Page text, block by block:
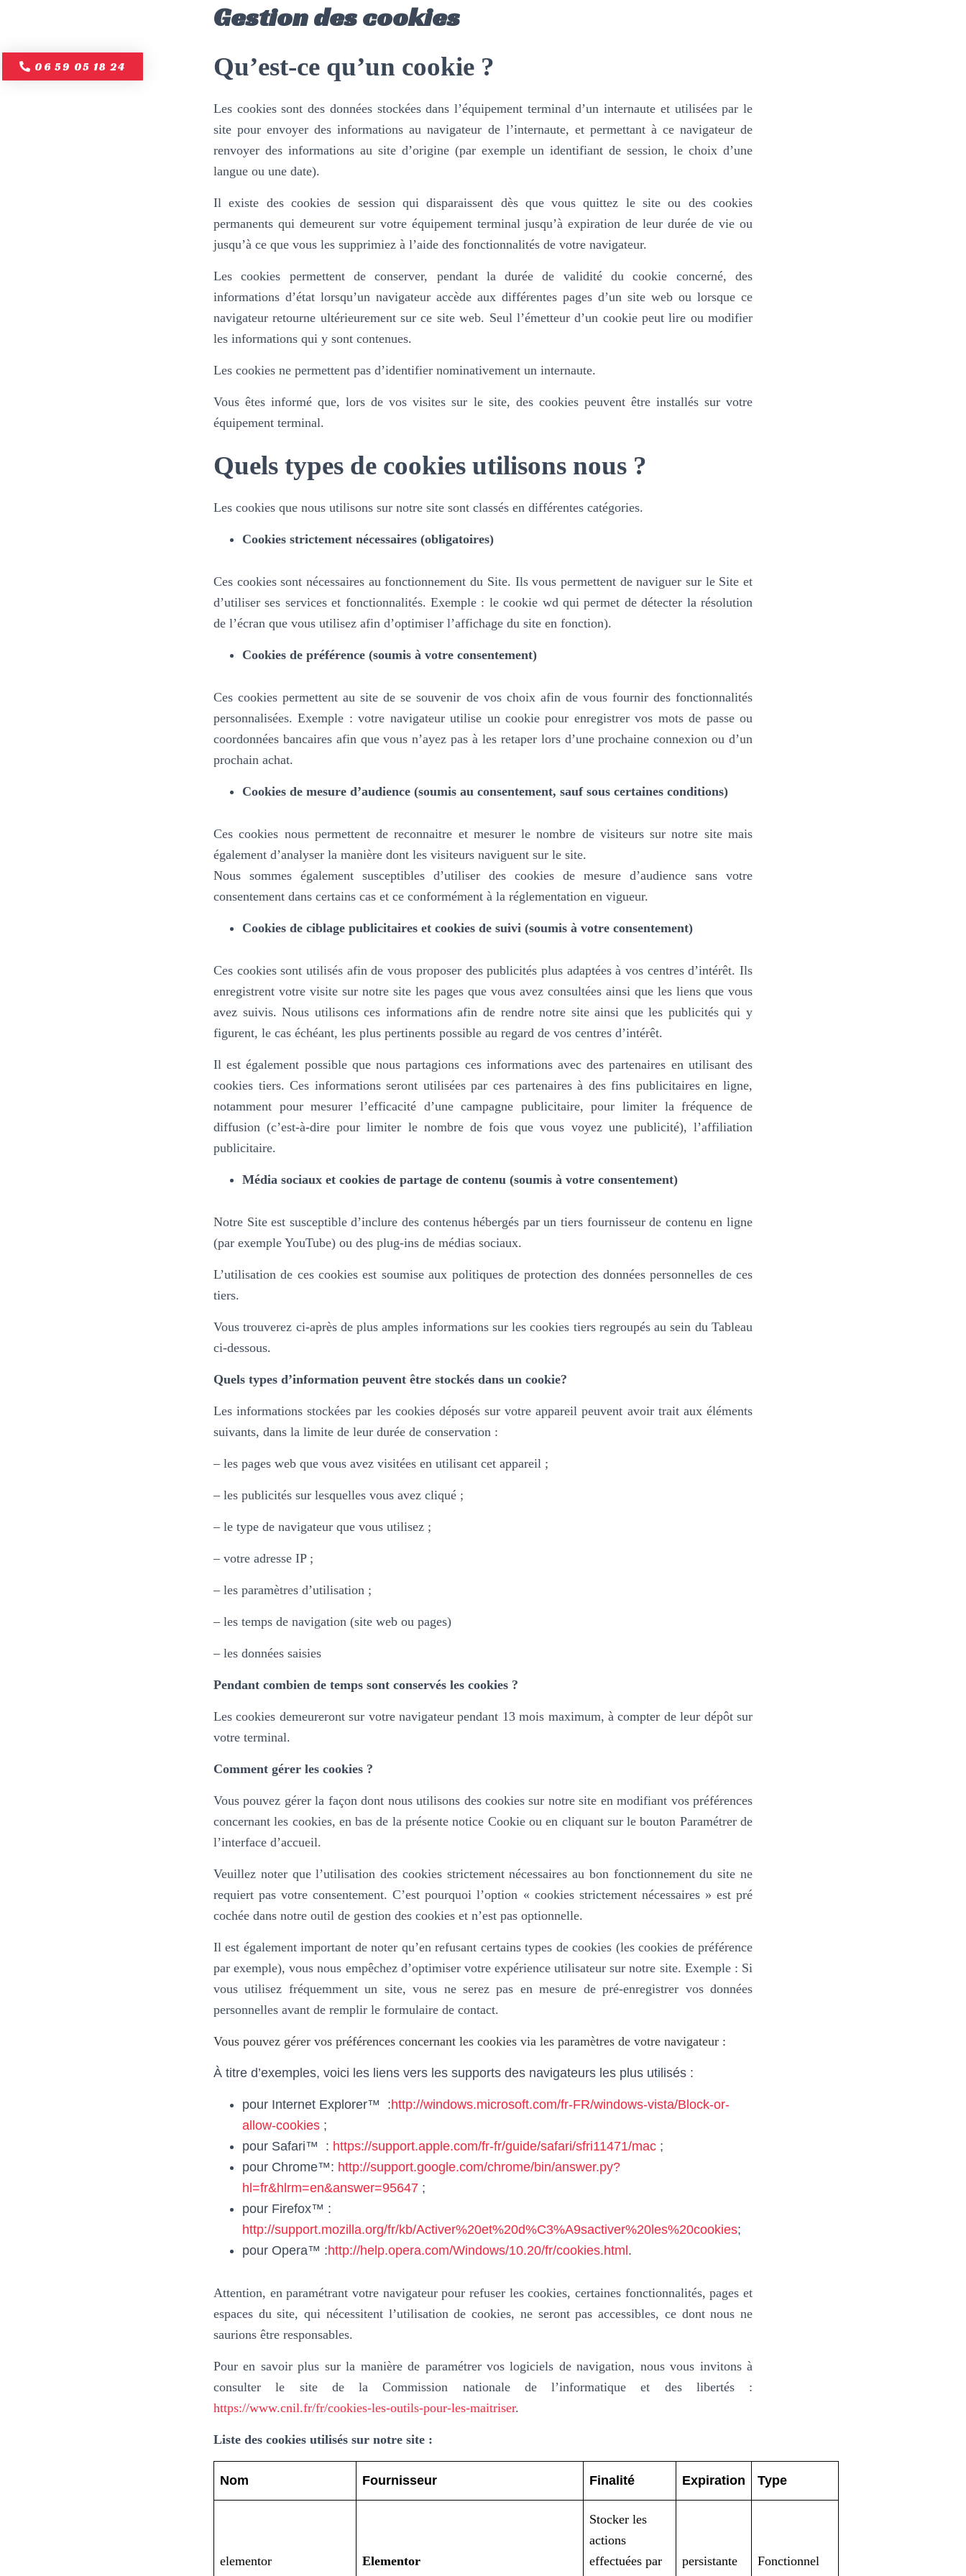
06 59 05 18 24
Gestion des cookies
Qu’est-ce qu’un cookie ?
Les cookies sont des données stockées dans l’équipement terminal d’un internaute et utilisées par le
site pour envoyer des informations au navigateur de l’internaute, et permettant à ce navigateur de
renvoyer des informations au site d’origine (par exemple un identifiant de session, le choix d’une
langue ou une date).
Il existe des cookies de session qui disparaissent dès que vous quittez le site ou des cookies
permanents qui demeurent sur votre équipement terminal jusqu’à expiration de leur durée de vie ou
jusqu’à ce que vous les supprimiez à l’aide des fonctionnalités de votre navigateur.
Les cookies permettent de conserver, pendant la durée de validité du cookie concerné, des
informations d’état lorsqu’un navigateur accède aux différentes pages d’un site web ou lorsque ce
navigateur retourne ultérieurement sur ce site web. Seul l’émetteur d’un cookie peut lire ou modifier
les informations qui y sont contenues.
Les cookies ne permettent pas d’identifier nominativement un internaute.
Vous êtes informé que, lors de vos visites sur le site, des cookies peuvent être installés sur votre
équipement terminal.
Quels types de cookies utilisons nous ?
Les cookies que nous utilisons sur notre site sont classés en différentes catégories.
Cookies strictement nécessaires (obligatoires)
Ces cookies sont nécessaires au fonctionnement du Site. Ils vous permettent de naviguer sur le Site et
d’utiliser ses services et fonctionnalités. Exemple : le cookie wd qui permet de détecter la résolution
de l’écran que vous utilisez afin d’optimiser l’affichage du site en fonction).
Cookies de préférence (soumis à votre consentement)
Ces cookies permettent au site de se souvenir de vos choix afin de vous fournir des fonctionnalités
personnalisées. Exemple : votre navigateur utilise un cookie pour enregistrer vos mots de passe ou
coordonnées bancaires afin que vous n’ayez pas à les retaper lors d’une prochaine connexion ou d’un
prochain achat.
Cookies de mesure d’audience (soumis au consentement, sauf sous certaines conditions)
Ces cookies nous permettent de reconnaitre et mesurer le nombre de visiteurs sur notre site mais
également d’analyser la manière dont les visiteurs naviguent sur le site.
Nous sommes également susceptibles d’utiliser des cookies de mesure d’audience sans votre
consentement dans certains cas et ce conformément à la réglementation en vigueur.
Cookies de ciblage publicitaires et cookies de suivi (soumis à votre consentement)
Ces cookies sont utilisés afin de vous proposer des publicités plus adaptées à vos centres d’intérêt. Ils
enregistrent votre visite sur notre site les pages que vous avez consultées ainsi que les liens que vous
avez suivis. Nous utilisons ces informations afin de rendre notre site ainsi que les publicités qui y
figurent, le cas échéant, les plus pertinents possible au regard de vos centres d’intérêt.
Il est également possible que nous partagions ces informations avec des partenaires en utilisant des
cookies tiers. Ces informations seront utilisées par ces partenaires à des fins publicitaires en ligne,
notamment pour mesurer l’efficacité d’une campagne publicitaire, pour limiter la fréquence de
diffusion (c’est-à-dire pour limiter le nombre de fois que vous voyez une publicité), l’affiliation
publicitaire.
Média sociaux et cookies de partage de contenu (soumis à votre consentement)
Notre Site est susceptible d’inclure des contenus hébergés par un tiers fournisseur de contenu en ligne
(par exemple YouTube) ou des plug-ins de médias sociaux.
L’utilisation de ces cookies est soumise aux politiques de protection des données personnelles de ces
tiers.
Vous trouverez ci-après de plus amples informations sur les cookies tiers regroupés au sein du Tableau
ci-dessous.
Quels types d’information peuvent être stockés dans un cookie?
Les informations stockées par les cookies déposés sur votre appareil peuvent avoir trait aux éléments
suivants, dans la limite de leur durée de conservation :
– les pages web que vous avez visitées en utilisant cet appareil ;
– les publicités sur lesquelles vous avez cliqué ;
– le type de navigateur que vous utilisez ;
– votre adresse IP ;
– les paramètres d’utilisation ;
– les temps de navigation (site web ou pages)
– les données saisies
Pendant combien de temps sont conservés les cookies ?
Les cookies demeureront sur votre navigateur pendant 13 mois maximum, à compter de leur dépôt sur
votre terminal.
Comment gérer les cookies ?
Vous pouvez gérer la façon dont nous utilisons des cookies sur notre site en modifiant vos préférences
concernant les cookies, en bas de la présente notice Cookie ou en cliquant sur le bouton Paramétrer de
l’interface d’accueil.
Veuillez noter que l’utilisation des cookies strictement nécessaires au bon fonctionnement du site ne
requiert pas votre consentement. C’est pourquoi l’option « cookies strictement nécessaires » est pré
cochée dans notre outil de gestion des cookies et n’est pas optionnelle.
Il est également important de noter qu’en refusant certains types de cookies (les cookies de préférence
par exemple), vous nous empêchez d’optimiser votre expérience utilisateur sur notre site. Exemple : Si
vous utilisez fréquemment un site, vous ne serez pas en mesure de pré-enregistrer vos données
personnelles avant de remplir le formulaire de contact.
Vous pouvez gérer vos préférences concernant les cookies via les paramètres de votre navigateur :
À titre d’exemples, voici les liens vers les supports des navigateurs les plus utilisés :
pour Internet Explorer™ :http://windows.microsoft.com/fr-FR/windows-vista/Block-or-
allow-cookies ;
pour Safari™ : https://support.apple.com/fr-fr/guide/safari/sfri11471/mac ;
pour Chrome™: http://support.google.com/chrome/bin/answer.py?
hl=fr&hlrm=en&answer=95647 ;
pour Firefox™ :
http://support.mozilla.org/fr/kb/Activer%20et%20d%C3%A9sactiver%20les%20cookies;
pour Opera™ :http://help.opera.com/Windows/10.20/fr/cookies.html .
Attention, en paramétrant votre navigateur pour refuser les cookies, certaines fonctionnalités, pages et
espaces du site, qui nécessitent l’utilisation de cookies, ne seront pas accessibles, ce dont nous ne
saurions être responsables.
Pour en savoir plus sur la manière de paramétrer vos logiciels de navigation, nous vous invitons à
consulter le site de la Commission nationale de l’informatique et des libertés :
https://www.cnil.fr/fr/cookies-les-outils-pour-les-maitriser.
Liste des cookies utilisés sur notre site :
Nom Fournisseur Finalité Expiration Type
elementor Elementor
Stocker les
actions
effectuées par
persistante Fonctionnel